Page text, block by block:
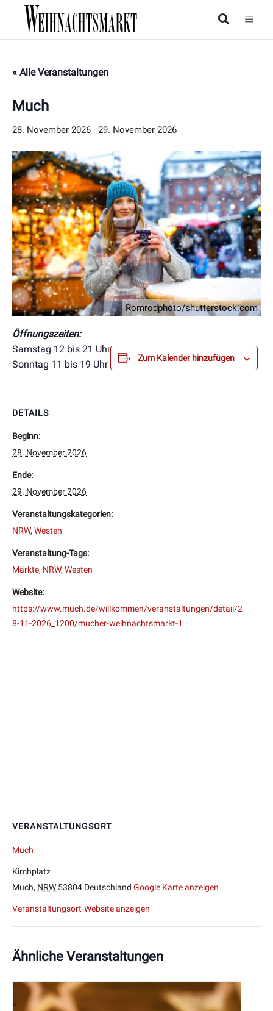
« Alle Veranstaltungen
Much
28. November 2026 - 29. November 2026
Romrodphoto/shutterstock.com
Öffnungszeiten:
Samstag 12 bis 21 Uhr
Sonntag 11 bis 19 Uhr
Zum Kalender hinzufügen
DETAILS
Beginn:
28. November 2026
Ende:
29. November 2026
Veranstaltungskategorien:
NRW, Westen
Veranstaltung-Tags:
Märkte, NRW, Westen
Website:
https://www.much.de/willkommen/veranstaltungen/detail/2
8-11-2026_1200/mucher-weihnachtsmarkt-1
VERANSTALTUNGSORT
Much
Kirchplatz
Much, NRW 53804 Deutschland Google Karte anzeigen
Veranstaltungsort-Website anzeigen
Ähnliche Veranstaltungen